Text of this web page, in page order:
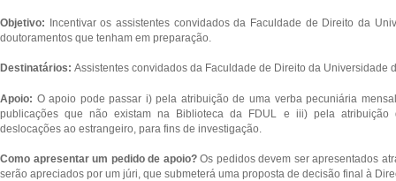
Objetivo: Incentivar os assistentes convidados da Faculdade de Direito da
doutoramentos que tenham em preparação.
Destinatários: Assistentes convidados da Faculdade de Direito da Universidade
Apoio: O apoio pode passar i) pela atribuição de uma verba pecuniária
publicações que não existam na Biblioteca da FDUL e iii) pela atribuição
deslocações ao estrangeiro, para fins de investigação.
Como apresentar um pedido de apoio?Os pedidos devem ser apresentados
serão apreciados por um júri, que submeterá uma proposta de decisão final à